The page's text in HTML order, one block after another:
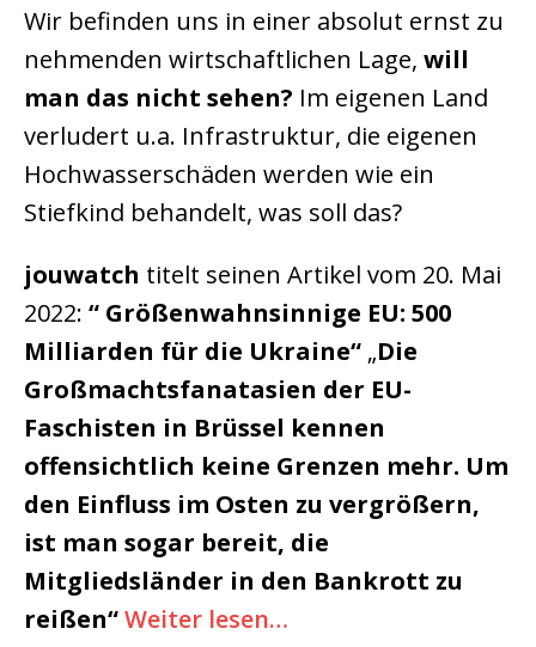
Wir befinden uns in einer absolut ernst zu
nehmenden wirtschaftlichen Lage, will
man das nicht sehen? Im eigenen Land
verludert u.a. Infrastruktur, die eigenen
Hochwasserschäden werden wie ein
Stiefkind behandelt, was soll das?
jouwatch titelt seinen Artikel vom 20. Mai
2022: “ Größenwahnsinnige EU: 500
Milliarden für die Ukraine“ „Die
Großmachtsfanatasien der EU-
Faschisten in Brüssel kennen
offensichtlich keine Grenzen mehr. Um
den Einfluss im Osten zu vergrößern,
ist man sogar bereit, die
Mitgliedsländer in den Bankrott zu
reißen“Weiter lesen…